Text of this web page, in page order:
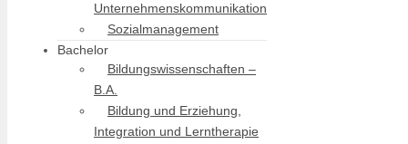
Unternehmenskommunikation
Sozialmanagement
Bachelor
Bildungswissenschaften –
B.A.
Bildung und Erziehung,
Integration und Lerntherapie